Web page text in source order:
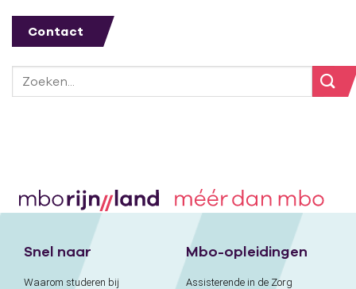
Contact
Snel naar
Waarom studeren bij
Mbo-opleidingen
Assisterende in de Zorg